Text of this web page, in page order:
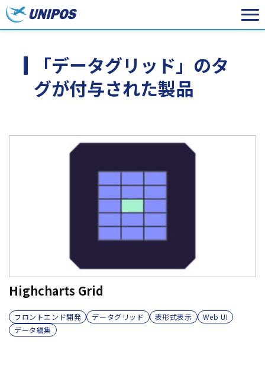
「データグリッド」のタ
グが付与された製品
Highcharts Grid
フロントエンド開発 データグリッド 表形式表示
Web UI
データ編集